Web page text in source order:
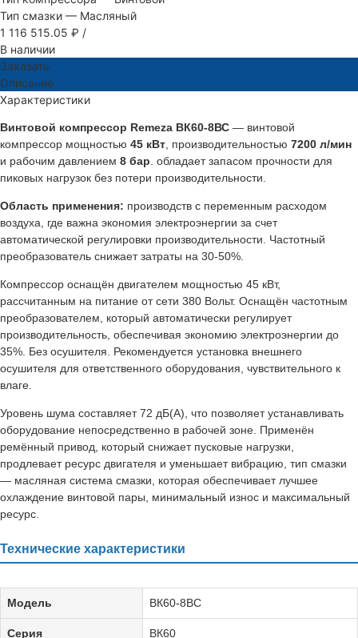
Тип смазки — Масляный
1 116 515.05 ₽ /
В наличии
Заказать
Описание
Характеристики
Винтовой компрессор Remeza ВК60-8ВС — винтовой
компрессор мощностью 45 кВт , производительностью 7200 л/мин
и рабочим давлением 8 бар . обладает запасом прочности для
пиковых нагрузок без потери производительности.
Область применения: производств с переменным расходом
воздуха, где важна экономия электроэнергии за счет
автоматической регулировки производительности. Частотный
преобразователь снижает затраты на 30-50%.
Компрессор оснащён двигателем мощностью 45 кВт,
рассчитанным на питание от сети 380 Вольт. Оснащён частотным
преобразователем, который автоматически регулирует
производительность, обеспечивая экономию электроэнергии до
35%. Без осушителя. Рекомендуется установка внешнего
осушителя для ответственного оборудования, чувствительного к
влаге.
Уровень шума составляет 72 дБ(А), что позволяет устанавливать
оборудование непосредственно в рабочей зоне. Применён
ремённый привод, который снижает пусковые нагрузки,
продлевает ресурс двигателя и уменьшает вибрацию, тип смазки
— масляная система смазки, которая обеспечивает лучшее
охлаждение винтовой пары, минимальный износ и максимальный
ресурс.
Технические характеристики
Модель ВК60-8ВС
Серия ВК60